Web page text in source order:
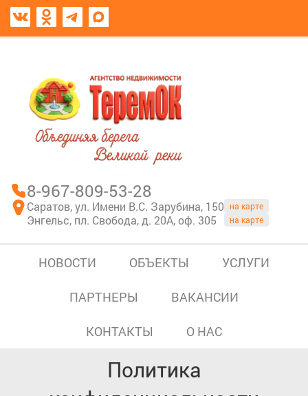
8-967-809-53-28
Саратов, ул. Имени В.С. Зарубина, 150 на карте
Энгельс, пл. Свобода, д. 20А, оф. 305 на карте
НОВОСТИ ОБЪЕКТЫ УСЛУГИ
ПАРТНЕРЫ ВАКАНСИИ
КОНТАКТЫ О НАС
Политика